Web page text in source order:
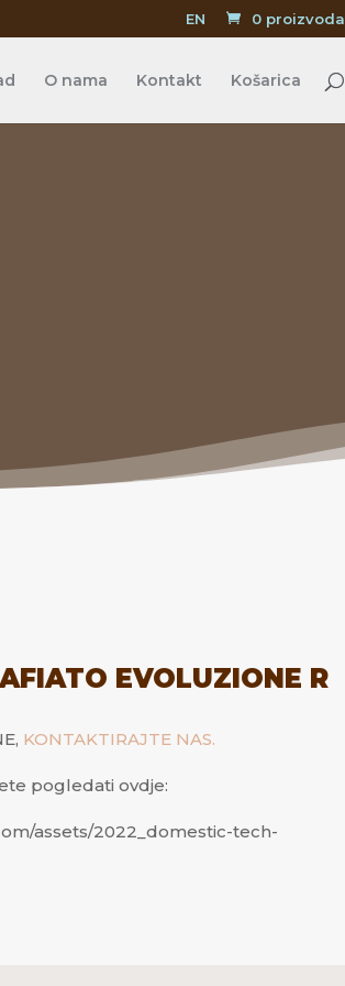
EN 0 proizvoda
O nama Kontakt Košarica
EVOLUZIONE R
KONTAKTIRAJTE NAS.
pogledati ovdje:
assets/2022_domestic-tech-